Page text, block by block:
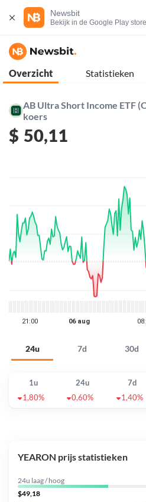
Newsbit
Bekijk in de Google Play store
Overzicht Statistieken
AB Ultra Short Income ETF
koers
$ 50,11
24u 7d 30d
1u 24u 7d
1,80%
0,60% 1,40%
YEARON prijs statistieken
24u laag / hoog
$49,18